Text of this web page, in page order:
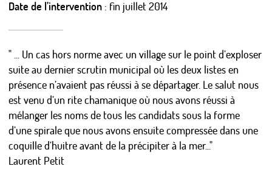
LES MÉTA-SUJETS
PSYCHANALISE URBAINE ?
L’URBANISTE ENCHANTEUR
Calendrier
Photos/Vidéos/Pro
Date de l’intervention : fin juillet 2014
" ... Un cas hors norme avec un village sur le point d’exploser
suite au dernier scrutin municipal où les deux listes en
présence n’avaient pas réussi à se départager. Le salut nous
est venu d’un rite chamanique où nous avons réussi à
mélanger les noms de tous les candidats sous la forme
d’une spirale que nous avons ensuite compressée dans une
coquille d’huitre avant de la précipiter à la mer..."
Laurent Petit